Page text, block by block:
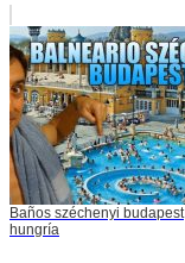
Baños széchenyi budapest
hungría